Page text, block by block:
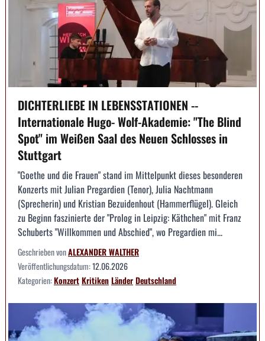
DICHTERLIEBE IN LEBENSSTATIONEN --
Internationale Hugo- Wolf-Akademie: "The Blind
Spot" im Weißen Saal des Neuen Schlosses in
Stuttgart
"Goethe und die Frauen" stand im Mittelpunkt dieses besonderen
Konzerts mit Julian Pregardien (Tenor), Julia Nachtmann
(Sprecherin) und Kristian Bezuidenhout (Hammerflügel). Gleich
zu Beginn faszinierte der "Prolog in Leipzig: Käthchen" mit Franz
Schuberts "Willkommen und Abschied", wo Pregardien mi...
Geschrieben vonALEXANDER WALTHER
Veröffentlichungsdatum:12.06.2026
Kategorien:KonzertKritikenLänderDeutschland